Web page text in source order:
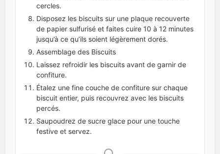
cercles.
Disposez les biscuits sur une plaque recouverte
de papier sulfurisé et faites cuire 10 à 12 minutes
jusqu’à ce qu’ils soient légèrement dorés.
Assemblage des Biscuits
Laissez refroidir les biscuits avant de garnir de
confiture.
Étalez une fine couche de confiture sur chaque
biscuit entier, puis recouvrez avec les biscuits
percés.
Saupoudrez de sucre glace pour une touche
festive et servez.